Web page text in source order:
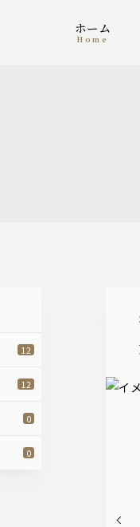
ホーム
home
12
12
0
0